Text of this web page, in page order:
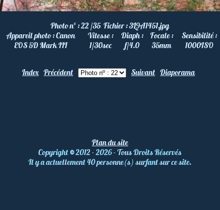
Photo nº :22 /35 Fichier :3L9A1451.jpg
Appareil photo :Canon
EOS 5D Mark III
Vitesse :
1/30sec
Diaph :
f/4.0
Focale :
35mm
Sensibilité :
1000ISO
Index Précédent Suivant Diaporama
Plan du site
Copyright©2012 - 2026 - Tous Droits Réservés
Il y a actuellement 40 personne(s) surfant sur ce site.